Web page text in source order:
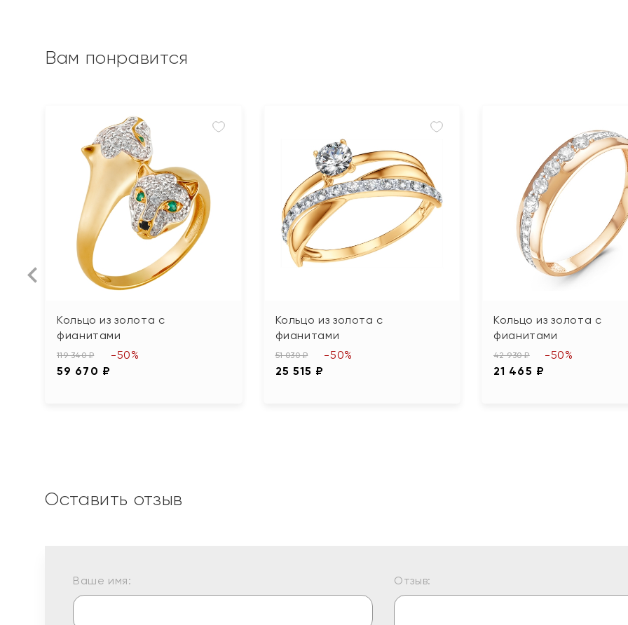
Вам понравится
Кольцо из золота с
фианитами
119 340 ₽
59 670 ₽
-50%
Кольцо из золота с
фианитами
51 030 ₽
25 515 ₽
-50%
Кольцо из золота с
фианитами
42 930 ₽
21 465 ₽
-50%
Оставить отзыв
Ваше имя: Отзыв: